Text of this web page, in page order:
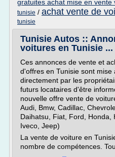
gratuites achat mise en vente
tunisie / achat vente de
tunisie
Tunisie Autos ::
voitures en Tunisie ...
Ces annonces de vente et
d'offres en Tunisie sont
directement par les
futurs locataires d'être
nouvelle offre vente de
Audi, Bmw, Cadillac,
Daihatsu, Fiat, Ford, Honda,
Iveco, Jeep)
La vente de voiture en
nombre de compétences.